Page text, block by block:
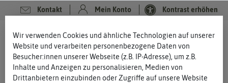
Kontakt Mein Konto Kontrast erhöhen
0 0
Wir verwenden Cookies und ähnliche Technologien auf unserer
Website und verarbeiten personenbezogene Daten von
Besucher:innen unserer Webseite (z.B. IP-Adresse), um z.B.
Inhalte und Anzeigen zu personalisieren, Medien von
Drittanbietern einzubinden oder Zugriffe auf unsere Website